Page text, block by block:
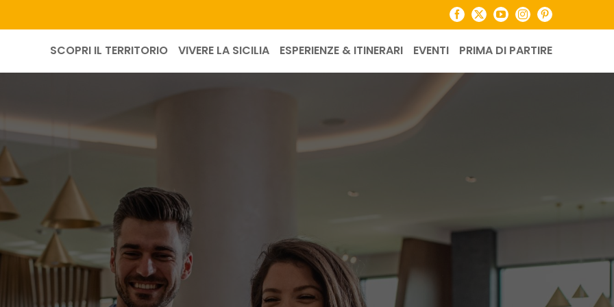
Facebook
X YouTubeInstagramPinterest
SCOPRI IL TERRITORIO VIVERE LA SICILIA ESPERIENZE & ITINERARI EVENTI PRIMA DI PARTIRE